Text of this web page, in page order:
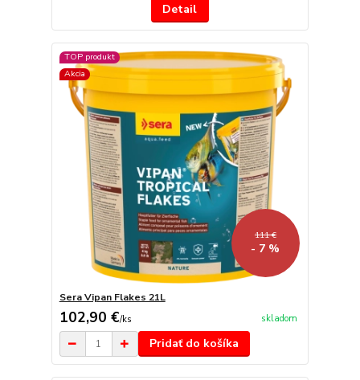
Detail
TOP produkt
Akcia
111 €
- 7 %
Sera Vipan Flakes 21L
102,90 €/ks skladom
Pridať do košíka